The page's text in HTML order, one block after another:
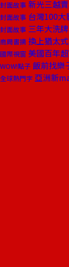
封面故事 新光三越
封面故事 台灣100
封面故事 三年大洗
商周書摘 換上猶太
國際視窗 美國百年
WOW!點子 飯前找樂
全球熱門字 亞洲新